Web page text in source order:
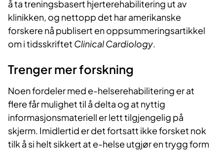
å ta treningsbasert hjerterehabilitering ut av
klinikken, og nettopp det har amerikanske
forskere nå publisert en oppsummeringsartikkel
om i tidsskriftet Clinical Cardiology.
Trenger mer forskning
Noen fordeler med e-helserehabilitering er at
flere får mulighet til å delta og at nyttig
informasjonsmateriell er lett tilgjengelig på
skjerm. Imidlertid er det fortsatt ikke forsket nok
tilk å si helt sikkert at e-helse utgjør en trygg form